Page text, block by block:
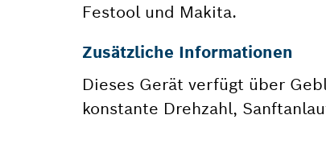
Festool und Makita.
Zusätzliche Informationen
Dieses Gerät verfügt über
konstante Drehzahl,